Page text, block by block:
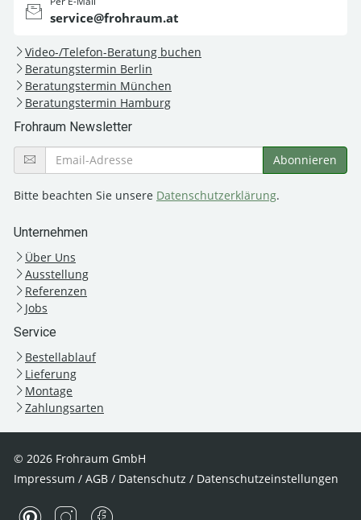
service@frohraum.at
Video-/Telefon-Beratung buchen
Beratungstermin Berlin
Beratungstermin München
Beratungstermin Hamburg
Frohraum Newsletter
Bitte beachten Sie unsere Datenschutzerklärung.
Unternehmen
Über Uns
Ausstellung
Referenzen
Jobs
Service
Bestellablauf
Lieferung
Montage
Zahlungsarten
© 2026 Frohraum GmbH
Impressum / AGB / Datenschutz / Datenschutzeinstellungen